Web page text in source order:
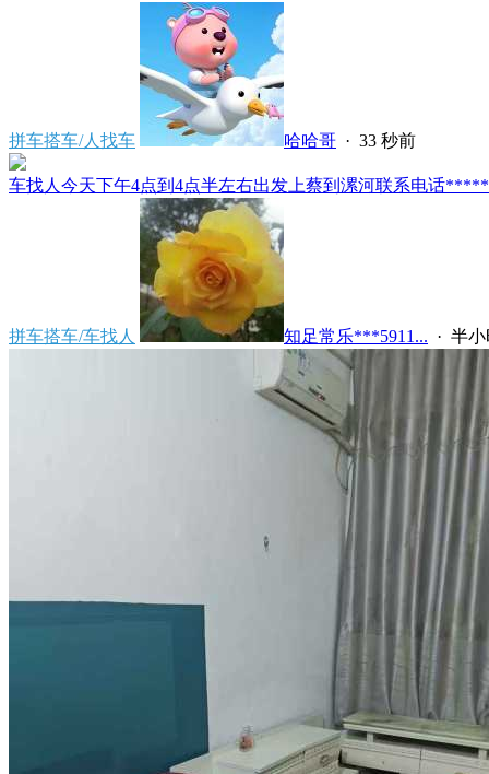
拼车搭车/人找车 哈哈哥 · 33 秒前
车找人今天下午4点到4点半左右出发上蔡到漯河联系电话
拼车搭车/车找人 知足常乐***5911... · 半